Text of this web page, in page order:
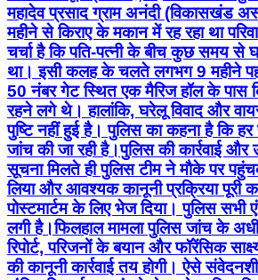
महादेव प्रसाद ग्राम अनंदी (विकासखंड
महीने से किराए के मकान में रह रहा था
चर्चा है कि पति-पत्नी के बीच कुछ समय से
था। इसी कलह के चलते लगभग 9 महीने
50 नंबर गेट स्थित एक मैरिज हॉल के पास
रहने लगे थे। हालांकि, घरेलू विवाद और
पुष्टि नहीं हुई है। पुलिस का कहना है कि
जांच की जा रही है। ​पुलिस की कार्रवाई
सूचना मिलते ही पुलिस टीम ने मौके पर
लिया और आवश्यक कानूनी प्रक्रिया पूरी
पोस्टमार्टम के लिए भेज दिया। पुलिस सभी
लगी है। ​फिलहाल मामला पुलिस जांच के
रिपोर्ट, परिजनों के बयान और फॉरेंसिक
की कानूनी कार्रवाई तय होगी। ऐसे